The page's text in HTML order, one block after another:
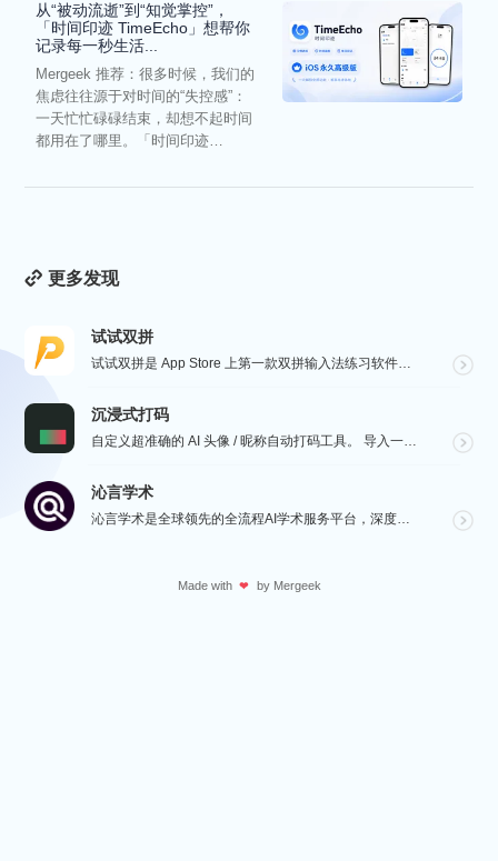
从“被动流逝”到“知觉掌控”，
「时间印迹 TimeEcho」想帮你
记录每一秒生活...
Mergeek 推荐：很多时候，我们的
焦虑往往源于对时间的“失控感”：
一天忙忙碌碌结束，却想不起时间
都用在了哪里。「时间印迹
更多发现
试试双拼
试试双拼是 App Store 上第一款双拼输入法练习软件，通过这个软件你能方便的学习双拼规则，练习...
沉浸式打码
自定义超准确的 AI 头像 / 昵称自动打码工具。 导入一张微信聊天截图，或者抖音/小红书/微博评论...
沁言学术
沁言学术是全球领先的全流程AI学术服务平台，深度赋能从选题构思、文献检索、文献阅读、文献管理到辅助写...
Made with ❤ by Mergeek